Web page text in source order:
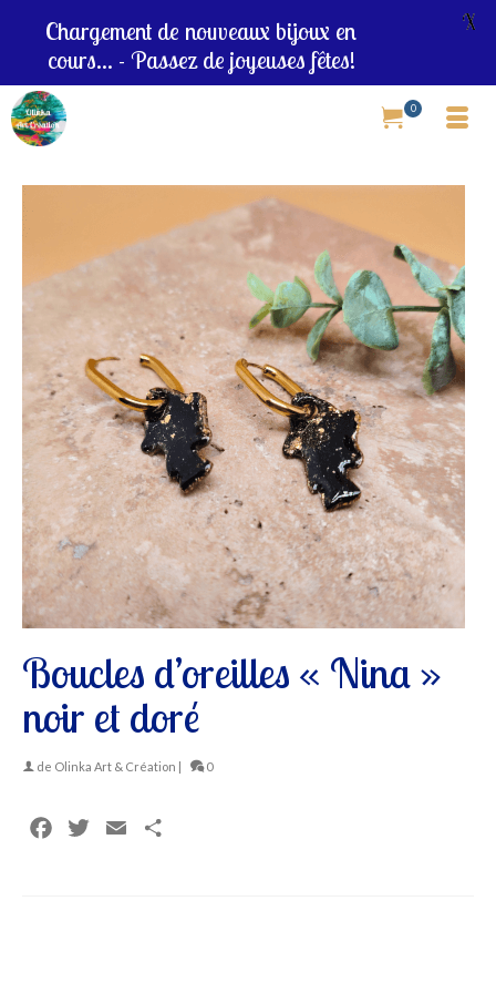
0
Boucles d’oreilles « Nina »
noir et doré
de Olinka Art & Création | 0
FacebookTwitterEmail
Chargement de nouveaux bijoux en
cours... - Passez de joyeuses fêtes!
X